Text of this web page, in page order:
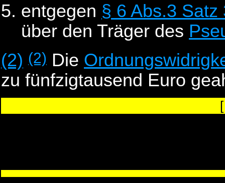
entgegen § 6 Abs.3 Satz
über den Träger des
(2) (2) Die
zu fünfzigtausend Euro